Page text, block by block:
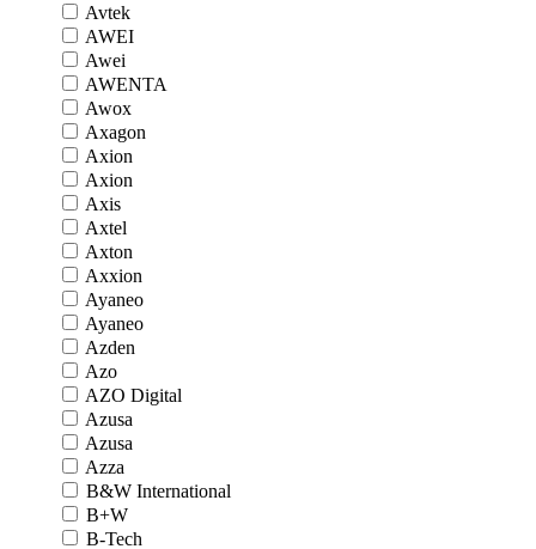
Avtek
AWEI
Awei
AWENTA
Awox
Axagon
Axion
Axion
Axis
Axtel
Axton
Axxion
Ayaneo
Ayaneo
Azden
Azo
AZO Digital
Azusa
Azusa
Azza
B&W International
B+W
B-Tech